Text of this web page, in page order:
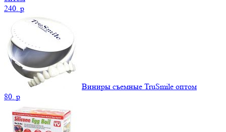
240. p
Виниры съемные TruSmile оптом
80. p